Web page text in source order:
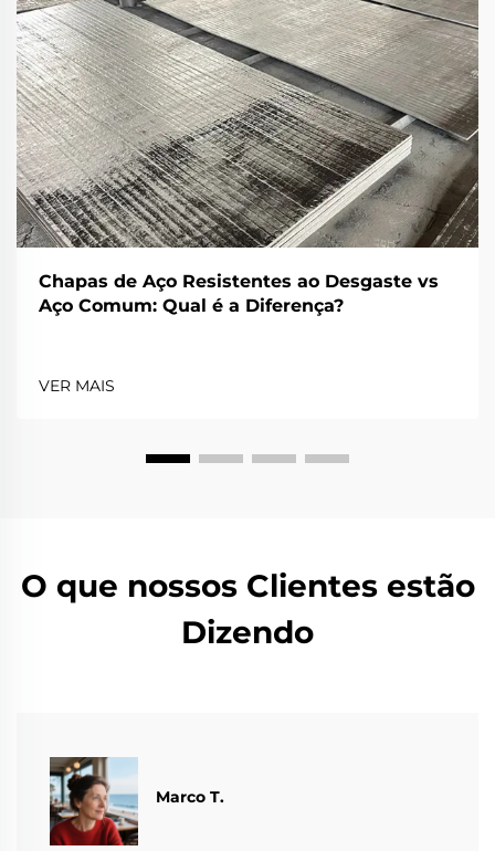
Chapas de Aço Resistentes ao Desgaste vs
Aço Comum: Qual é a Diferença?
VER MAIS
O que nossos Clientes estão
Dizendo
Marco T.